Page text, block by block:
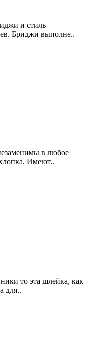
и стиль
Бриджи выполне..
в любое
Имеют..
то эта шлейка, как
для..